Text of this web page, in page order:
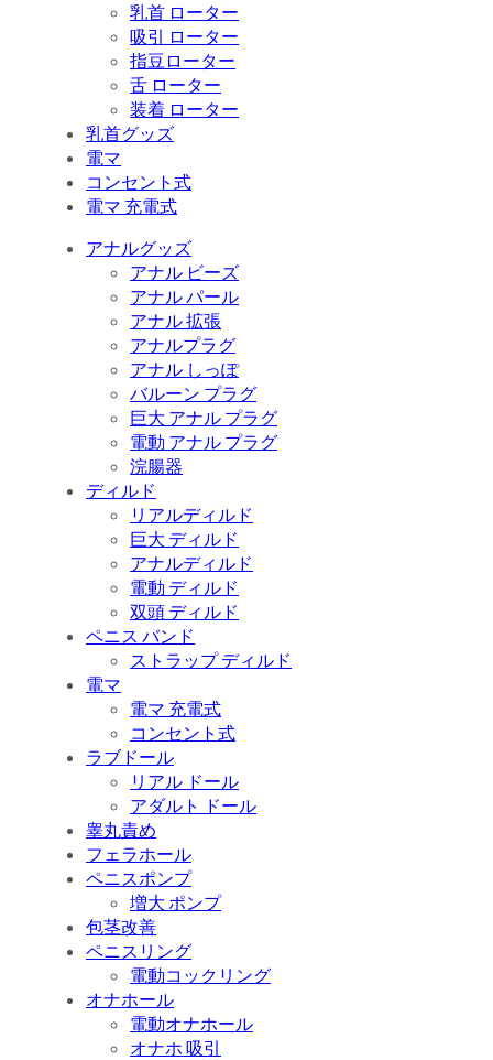
乳首 ローター
吸引 ローター
指豆ローター
舌 ローター
装着 ローター
乳首グッズ
電マ
コンセント式
電マ 充電式
アナルグッズ
アナル ビーズ
アナル パール
アナル 拡張
アナルプラグ
アナル しっぽ
バルーン プラグ
巨大 アナル プラグ
電動 アナル プラグ
浣腸器
ディルド
リアルディルド
巨大 ディルド
アナルディルド
電動 ディルド
双頭 ディルド
ペニス バンド
ストラップ ディルド
電マ
電マ 充電式
コンセント式
ラブドール
リアル ドール
アダルト ドール
睾丸責め
フェラホール
ペニスポンプ
増大 ポンプ
包茎改善
ペニスリング
電動コックリング
オナホール
電動オナホール
オナホ 吸引